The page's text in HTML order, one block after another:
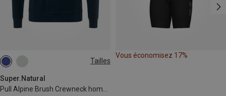
Tailles
Super.Natural
S M
Vous économisez 17%